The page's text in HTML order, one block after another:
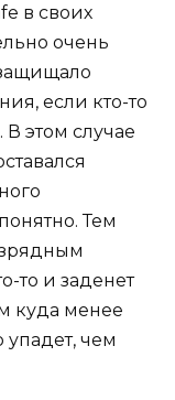
в своих
очень
если кто-то
этом случае
Тем
то и заденет
куда менее
упадет, чем